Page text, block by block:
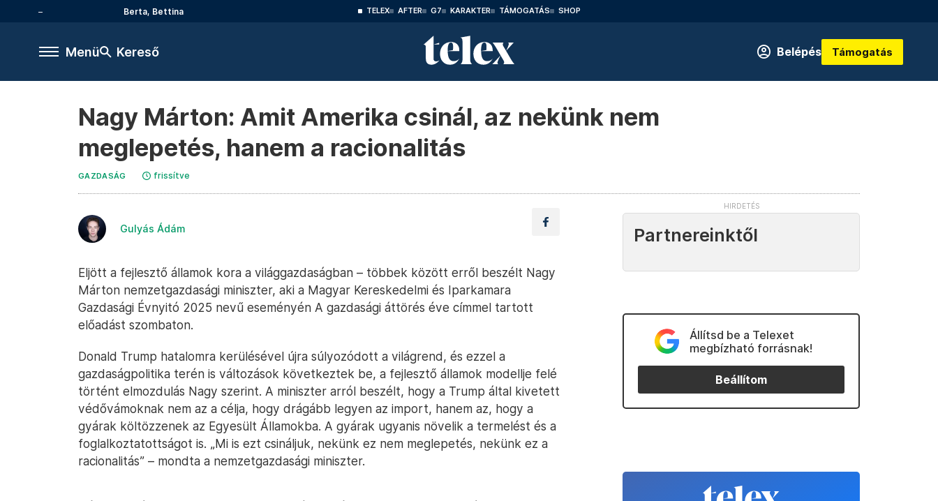
Berta, Bettina TELEX AFTER G7 KARAKTER TÁMOGATÁS SHOP
Menü Kereső Belépés Támogatás
Nagy Márton: Amit Amerika csinál, az nekünk nem
meglepetés, hanem a racionalitás
GAZDASÁG frissítve
Gulyás Ádám
Eljött a fejlesztő államok kora a világgazdaságban – többek között erről beszélt Nagy
Márton nemzetgazdasági miniszter, aki a Magyar Kereskedelmi és Iparkamara
Gazdasági Évnyitó 2025 nevű eseményén A gazdasági áttörés éve címmel tartott
előadást szombaton.
Donald Trump hatalomra kerülésével újra súlyozódott a világrend, és ezzel a
gazdaságpolitika terén is változások következtek be, a fejlesztő államok modellje felé
történt elmozdulás Nagy szerint. A miniszter arról beszélt, hogy a Trump által kivetett
védővámoknak nem az a célja, hogy drágább legyen az import, hanem az, hogy a
gyárak költözzenek az Egyesült Államokba. A gyárak ugyanis növelik a termelést és a
foglalkoztatottságot is. „Mi is ezt csináljuk, nekünk ez nem meglepetés, nekünk ez a
racionalitás” – mondta a nemzetgazdasági miniszter.
Partnereinktől
Állítsd be a Telexet
megbízható forrásnak!
Beállítom